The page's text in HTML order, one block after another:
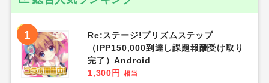
1
Re:ステージ!プリズムステップ
（IPP150,000到達し課題報酬受け取り
完了）Android
1,300円
相当